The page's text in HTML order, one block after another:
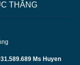
THẮNG
Ms Huyen